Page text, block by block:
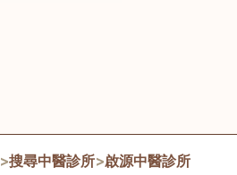
>搜尋中醫診所>啟源中醫診所